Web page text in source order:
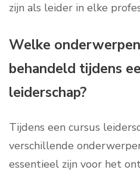
zijn als leider in elke
Welke
behandeld tijdens
leiderschap?
Tijdens een cursus
verschillende
essentieel zijn voor het